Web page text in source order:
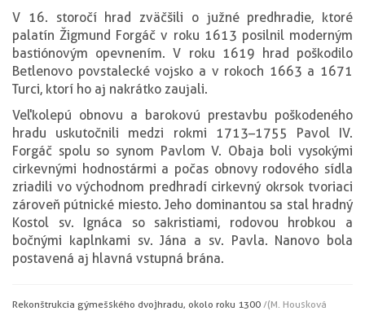
V 16. storočí hrad zväčšili o južné predhradie, ktoré
palatín Žigmund Forgáč v roku 1613 posilnil moderným
bastiónovým opevnením. V roku 1619 hrad poškodilo
Betlenovo povstalecké vojsko a v rokoch 1663 a 1671
Turci, ktorí ho aj nakrátko zaujali.
Veľkolepú obnovu a barokovú prestavbu poškodeného
hradu uskutočnili medzi rokmi 1713–1755 Pavol IV.
Forgáč spolu so synom Pavlom V. Obaja boli vysokými
cirkevnými hodnostármi a počas obnovy rodového sídla
zriadili vo východnom predhradí cirkevný okrsok tvoriaci
zároveň pútnické miesto. Jeho dominantou sa stal hradný
Kostol sv. Ignáca so sakristiami, rodovou hrobkou a
bočnými kaplnkami sv. Jána a sv. Pavla. Nanovo bola
postavená aj hlavná vstupná brána.
Rekonštrukcia gýmešského dvojhradu, okolo roku 1300 /(M. Housková